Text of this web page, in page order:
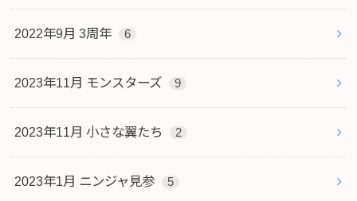
2022年9月 3周年 6
2023年11月 モンスターズ 9
2023年11月 小さな翼たち 2
2023年1月 ニンジャ見参 5